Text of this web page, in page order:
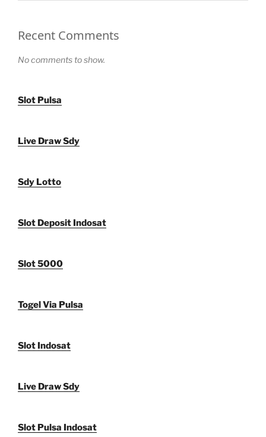
Recent Comments
No comments to show.
Slot Pulsa
Live Draw Sdy
Sdy Lotto
Slot Deposit Indosat
Slot 5000
Togel Via Pulsa
Slot Indosat
Live Draw Sdy
Slot Pulsa Indosat